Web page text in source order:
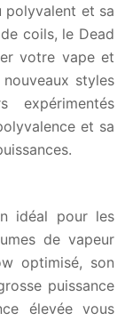
polyvalent et sa
coils, le Dead
votre vape et
styles
expérimentés
et sa
idéal pour les
de vapeur
optimisé, son
puissance
élevée vous